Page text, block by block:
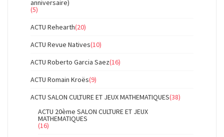
anniversaire)
(5)
ACTU Rehearth(20)
ACTU Revue Natives(10)
ACTU Roberto Garcia Saez(16)
ACTU Romain Kroës(9)
ACTU SALON CULTURE ET JEUX MATHEMATIQUES(38)
ACTU 20ème SALON CULTURE ET JEUX
MATHEMATIQUES
(16)